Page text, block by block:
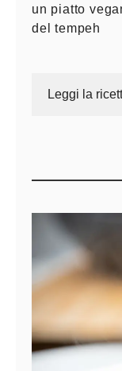
un piatto
del tempeh
Leggi la